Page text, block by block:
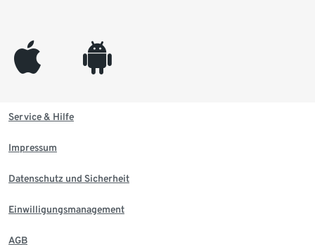
appleinc android
Service & Hilfe
Impressum
Datenschutz und Sicherheit
Einwilligungsmanagement
AGB